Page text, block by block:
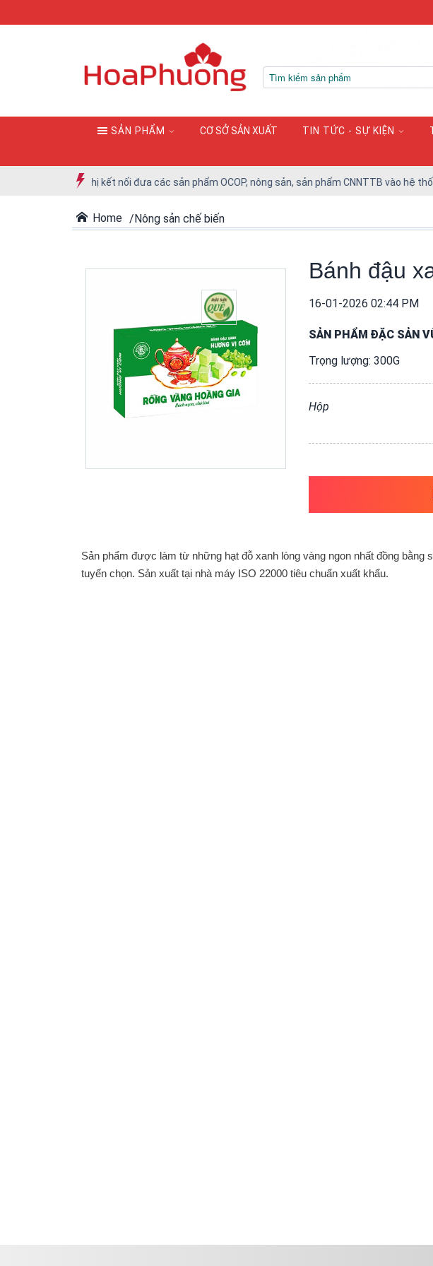
SẢN PHẨM CƠ SỞ SẢN XUẤT TIN TỨC - SỰ KIỆN
gia Hội nghị kết nối đưa các sản phẩm OCOP, nông sản, sản phẩm CNNTTB vào hệ thống
Home Nông sản chế biến
Bánh đậu
16-01-2026 02:44 PM
SẢN PHẨM ĐẶC SẢN
Trọng lượng: 300G
Hộp
Sản phẩm được làm từ những hạt đỗ xanh lòng vàng ngon nhất đồng bằng
tuyển chọn. Sản xuất tại nhà máy ISO 22000 tiêu chuẩn xuất khẩu.